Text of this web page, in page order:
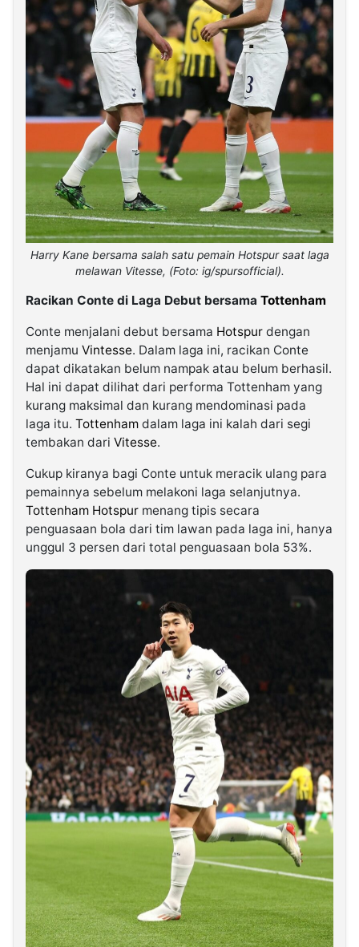
Harry Kane bersama salah satu pemain Hotspur saat laga
melawan Vitesse, (Foto: ig/spursofficial).
Racikan Conte di Laga Debut bersama Tottenham
Conte menjalani debut bersama Hotspur dengan
menjamu Vintesse. Dalam laga ini, racikan Conte
dapat dikatakan belum nampak atau belum berhasil.
Hal ini dapat dilihat dari performa Tottenham yang
kurang maksimal dan kurang mendominasi pada
laga itu. Tottenham dalam laga ini kalah dari segi
tembakan dari Vitesse.
Cukup kiranya bagi Conte untuk meracik ulang para
pemainnya sebelum melakoni laga selanjutnya.
Tottenham Hotspur menang tipis secara
penguasaan bola dari tim lawan pada laga ini, hanya
unggul 3 persen dari total penguasaan bola 53%.